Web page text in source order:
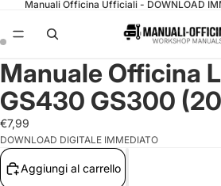
Manuali Officina Ufficiali - DOWNLOAD
Manuale Officina
GS430 GS300
€7,99
DOWNLOAD DIGITALE IMMEDIATO
Aggiungi al carrello